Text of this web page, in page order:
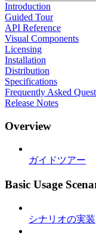
Introduction
Guided Tour
API Reference
Visual Components
Licensing
Installation
Distribution
Specifications
Frequently Asked
Release Notes
Overview
ガイドツアー
Basic Usage
シナリオの実装